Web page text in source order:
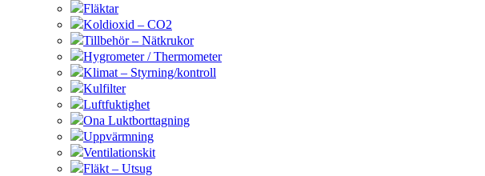
Fläktar
Koldioxid – CO2
Tillbehör – Nätkrukor
Hygrometer / Thermometer
Klimat – Styrning/kontroll
Kulfilter
Luftfuktighet
Ona Luktborttagning
Uppvärmning
Ventilationskit
Fläkt – Utsug